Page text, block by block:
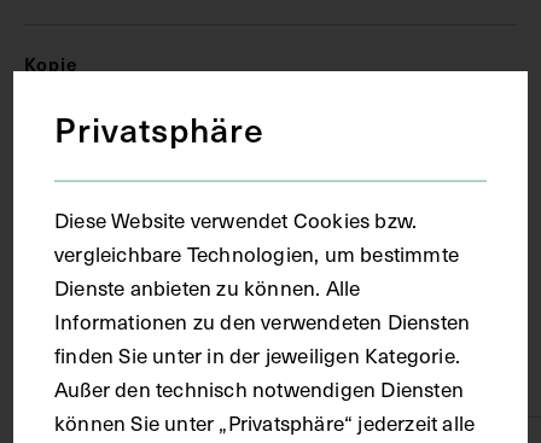
Kopie
Wien
Material
Papier
Privatsphäre
Diese Website verwendet Cookies bzw.
vergleichbare Technologien, um bestimmte
Dienste anbieten zu können. Alle
Informationen zu den verwendeten Diensten
finden Sie unter in der jeweiligen Kategorie.
Außer den technisch notwendigen Diensten
können Sie unter „Privatsphäre“ jederzeit alle